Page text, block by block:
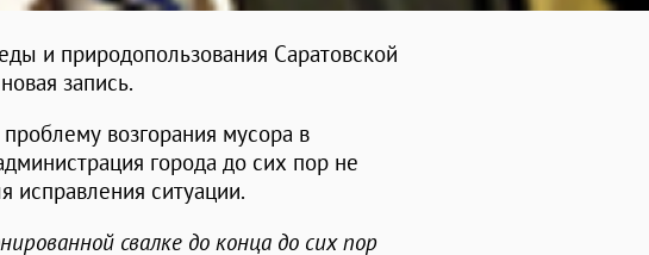
и природопользования Саратовской
запись.
возгорания мусора в
города до сих пор не
исправления ситуации.
свалке до конца до сих пор